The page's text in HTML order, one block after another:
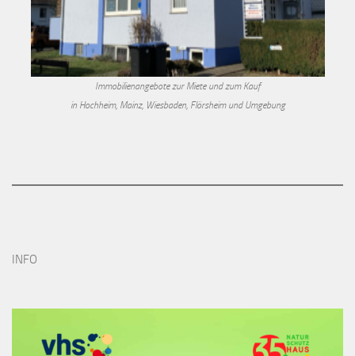
Immobilienangebote zur Miete und zum Kauf
in Hochheim, Mainz, Wiesbaden, Flörsheim und Umgebung
INFO